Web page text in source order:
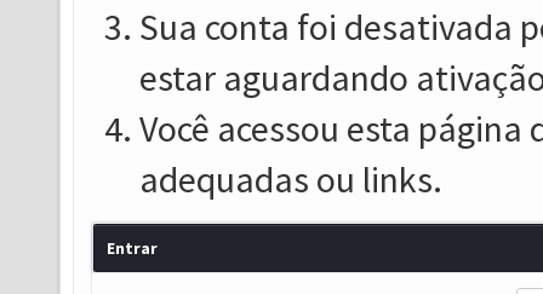
Sua conta foi desativada
estar aguardando
Você acessou esta
adequadas ou links.
Entrar